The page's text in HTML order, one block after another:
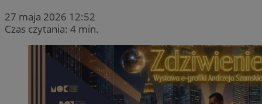
27 maja 2026 12:52
Czas czytania: 4 min.